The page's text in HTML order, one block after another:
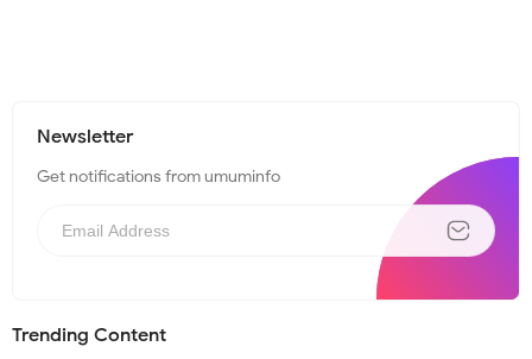
Newsletter
Get notifications from umuminfo
Trending Content